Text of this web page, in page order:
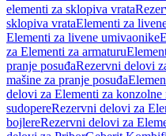
elementi za sklopiva vrata
sklopiva vrataElementi za
Elementi za livene umivaonike
za Elementi za armaturu
pranje posuđaRezervni delovi
mašine za pranje posuđa
delovi za Elementi za konzolne
sudopereRezervni delovi za
bojlereRezervni delovi za